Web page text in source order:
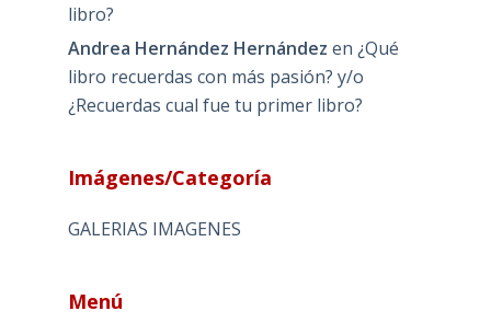
libro?
Andrea Hernández Hernández en ¿Qué
libro recuerdas con más pasión? y/o
¿Recuerdas cual fue tu primer libro?
Imágenes/Categoría
GALERIAS IMAGENES
Menú